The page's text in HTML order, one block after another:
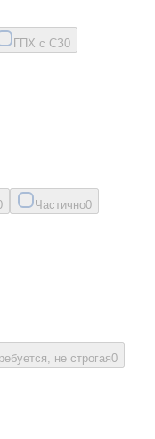
ГПХ с СЗ0
Частично0
не строгая0